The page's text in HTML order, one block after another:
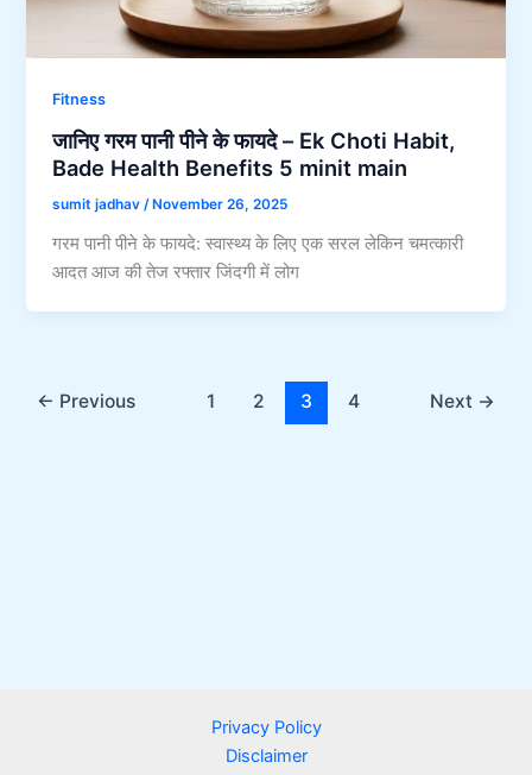
Fitness
जानिए गरम पानी पीने के फायदे – Ek Choti Habit,
Bade Health Benefits 5 minit main
sumit jadhav /November 26, 2025
गरम पानी पीने के फायदे: स्वास्थ्य के लिए एक सरल लेकिन चमत्कारी
आदत आज की तेज रफ्तार जिंदगी में लोग
← Previous 1 2 3 4 Next →
Privacy Policy
Disclaimer